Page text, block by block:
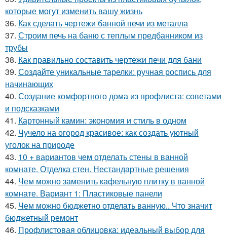
которые могут изменить вашу жизнь
36. Как сделать чертежи банной печи из металла
37. Строим печь на баню с теплым предбанником из
трубы
38. Как правильно составить чертежи печи для бани
39. Создайте уникальные тарелки: ручная роспись для
начинающих
40. Создание комфортного дома из профлиста: советами
и подсказками
41. Картонный камин: экономия и стиль в одном
42. Чучело на огород красивое: как создать уютный
уголок на природе
43. 10 + вариантов чем отделать стены в ванной
комнате. Отделка стен. Нестандартные решения
44. Чем можно заменить кафельную плитку в ванной
комнате. Вариант 1: Пластиковые панели
45. Чем можно бюджетно отделать ванную.. Что значит
бюджетный ремонт
46. Профлистовая облицовка: идеальный выбор для